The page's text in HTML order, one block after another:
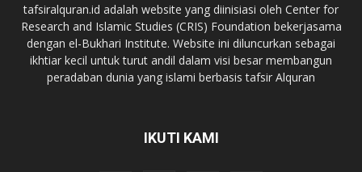
tafsiralquran.id adalah website yang diinisiasi oleh Center for
Research and Islamic Studies (CRIS) Foundation bekerjasama
dengan el-Bukhari Institute. Website ini diluncurkan sebagai
ikhtiar kecil untuk turut andil dalam visi besar membangun
peradaban dunia yang islami berbasis tafsir Alquran
IKUTI KAMI